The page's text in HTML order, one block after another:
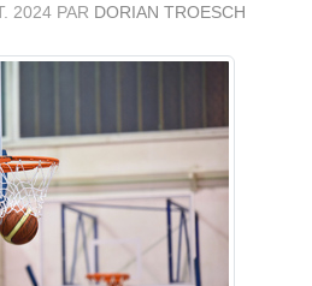
2024 PAR DORIAN TROESCH